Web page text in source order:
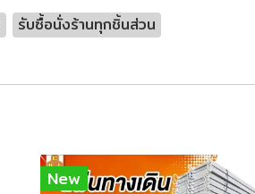
รับซื้อนั่งร้านทุกชิ้นส่วน
New